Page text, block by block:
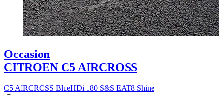
Occasion
CITROEN C5 AIRCROSS
C5 AIRCROSS BlueHDi 180 S&S EAT8 Shine